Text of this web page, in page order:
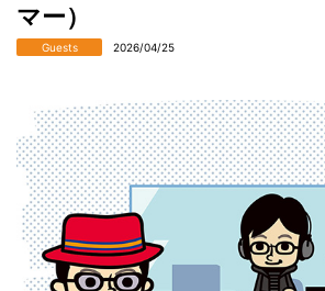
マー）
Guests 2026/04/25